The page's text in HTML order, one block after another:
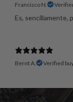
Francisco N.
Es, sencillamente,
Bernt A. Verified